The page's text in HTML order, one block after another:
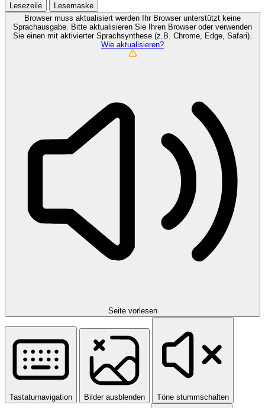
Lesezeile
Lesemaske
Browser muss aktualisiert werden Ihr Browser unterstützt keine
Sprachausgabe. Bitte aktualisieren Sie Ihren Browser oder verwenden
Sie einen mit aktivierter Sprachsynthese (z.B. Chrome, Edge, Safari).
Wie aktualisieren?
Seite vorlesen
Tastaturnavigation Bilder ausblenden Töne stummschalten